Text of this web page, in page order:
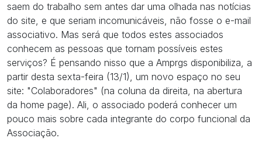
saem do trabalho sem antes dar uma olhada nas notícias
do site, e que seriam incomunicáveis, não fosse o e-mail
associativo. Mas será que todos estes associados
conhecem as pessoas que tornam possíveis estes
serviços? É pensando nisso que a Amprgs disponibiliza, a
partir desta sexta-feira (13/1), um novo espaço no seu
site: "Colaboradores" (na coluna da direita, na abertura
da home page). Ali, o associado poderá conhecer um
pouco mais sobre cada integrante do corpo funcional da
Associação.